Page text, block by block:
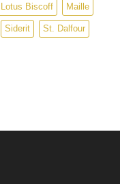
Lotus Biscoff Maille
Siderit St. Dalfour